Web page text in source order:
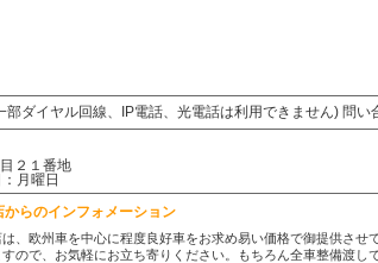
ダイヤル回線、IP電話、光電話は利用できません) 問い
２１番地
月曜日
からのインフォメーション
は、欧州車を中心に程度良好車をお求め易い価格で御提供さ
すので、お気軽にお立ち寄りください。もちろん全車整備渡